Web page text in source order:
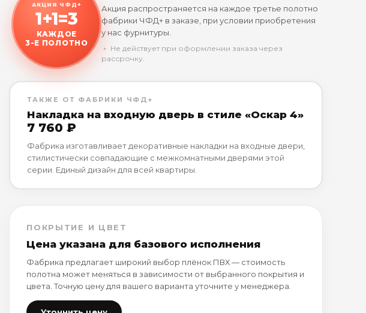
АКЦИЯ ЧФД+
1+1=3
КАЖДОЕ
3-Е ПОЛОТНО
Акция распространяется на каждое третье полотно
фабрики ЧФД+ в заказе, при условии приобретения
у нас фурнитуры.
﹡ Не действует при оформлении заказа через
рассрочку.
ТАКЖЕ ОТ ФАБРИКИ ЧФД+
Накладка на входную дверь в стиле «Оскар 4»
7 760 ₽
Фабрика изготавливает декоративные накладки на входные двери,
стилистически совпадающие с межкомнатными дверями этой
серии. Единый дизайн для всей квартиры.
ПОКРЫТИЕ И ЦВЕТ
Цена указана для базового исполнения
Фабрика предлагает широкий выбор плёнок ПВХ — стоимость
полотна может меняться в зависимости от выбранного покрытия и
цвета. Точную цену для вашего варианта уточните у менеджера.